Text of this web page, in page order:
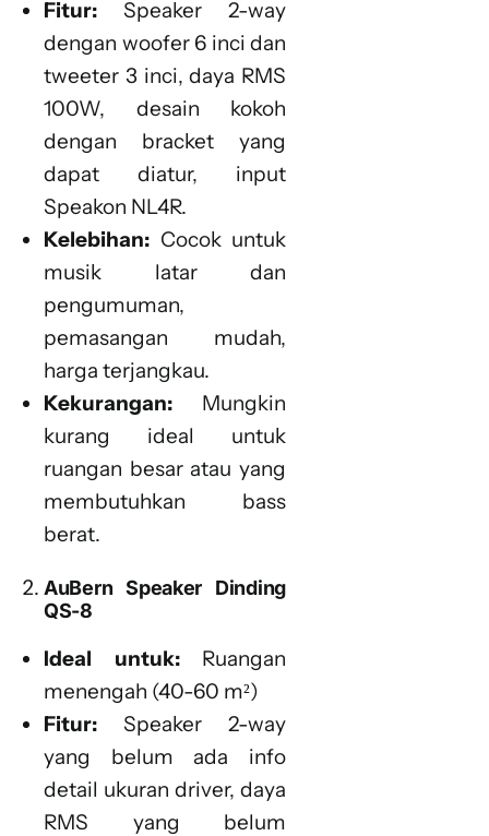
Fitur: Speaker 2-way
dengan woofer 6 inci dan
tweeter 3 inci, daya RMS
100W, desain kokoh
dengan bracket yang
dapat diatur, input
Speakon NL4R.
Kelebihan: Cocok untuk
musik latar dan
pengumuman,
pemasangan mudah,
harga terjangkau.
Kekurangan: Mungkin
kurang ideal untuk
ruangan besar atau yang
membutuhkan bass
berat.
AuBern Speaker Dinding
QS-8
Ideal untuk:Ruangan
menengah (40-60 m²)
Fitur: Speaker 2-way
yang belum ada info
detail ukuran driver, daya
RMS yang belum